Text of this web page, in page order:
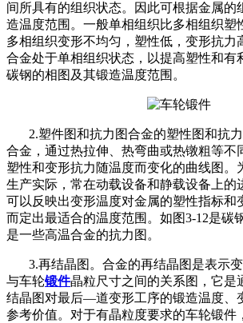
间所具有的组织状态。因此可根据金属的
造温度范围。一般单相组织比多相组织塑
多相组织变形不均匀，塑性低，变形抗力
合金处于单相组织状态，以提高塑性和有
碳钢的相图及其锻造温度范围。
2.塑件图和抗力图合金的塑性图和抗力
合金，通过热拉伸、热弯曲或热镦粗等不
塑性和变形抗力随温度而变化的曲线图。
生产实际，常在动载设备和静载设备上的
可以反映出变形温度对金属的塑性指标和
而定出最适合的温度范围。如图3-12是碳
是一些高温合金的抗力图。
3.再结晶图。合金的再结晶图是表示变
与车轮锻件晶粒尺寸之间的关系图，它是
结晶图对最后—道变形工序的锻造温度、
参考价值。对于有晶粒度要求的车轮锻件